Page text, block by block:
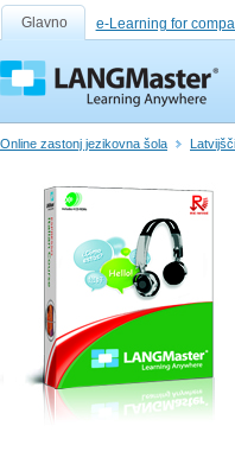
Glavno e-Learning for
Online zastonj jezikovna šola